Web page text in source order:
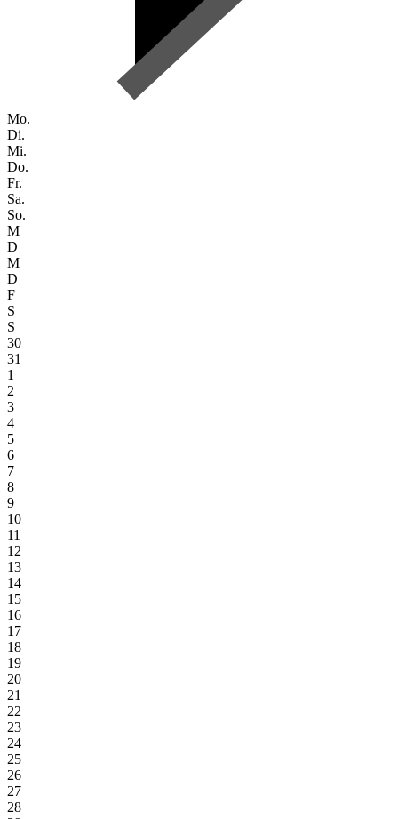
Mo.
Di.
Mi.
Do.
Fr.
Sa.
So.
M
D
M
D
F
S
S
30
31
1
2
3
4
5
6
7
8
9
10
11
12
13
14
15
16
17
18
19
20
21
22
23
24
25
26
27
28